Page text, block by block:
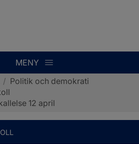
MENY
/ Politik och demokrati
12 april